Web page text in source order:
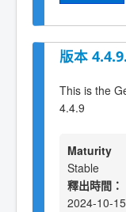
版本
This is the
4.4.9
Maturity
Stable
釋出時間：
2024-10-